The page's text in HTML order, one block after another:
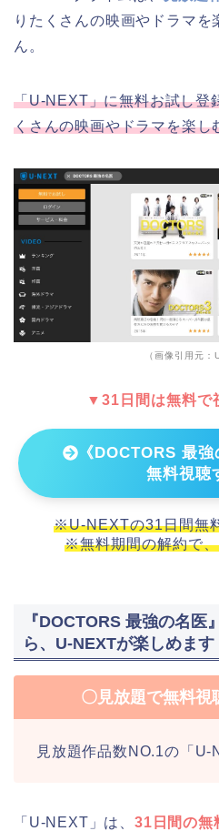
りたくさんの映画やドラマ
ん。
「U-NEXT」に無料お試し登
くさんの映画やドラマを楽し
（画像引用元：
▼31日間は無料で
《DOCTORS 最強
無料視聴
※U-NEXTの31日間無
※無料期間の解約で
『DOCTORS 最強の名医
ら、U-NEXTが楽しめます
〇見放題で無料視
見放題作品数NO.1の「U-
「U-NEXT」は、 31日間の無